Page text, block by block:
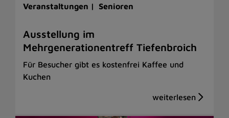
Veranstaltungen | Senioren
Ausstellung im
Mehrgenerationentreff Tiefenbroich
Für Besucher gibt es kostenfrei Kaffee und
Kuchen